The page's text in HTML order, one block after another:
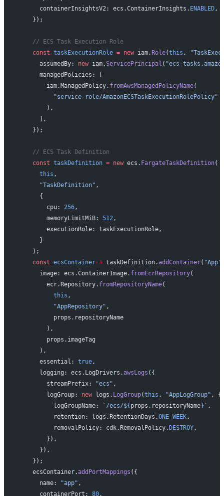
      containerInsightsV2: ecs.ContainerInsights.
ENABLED,
    });
    // ECS Task Execution Role
    const
taskExecutionRole = new iam. Role(this ,
      assumedBy:
new iam.ServicePrincipal ( "ecs-
      managedPolicies: [
        iam.ManagedPolicy.
fromAwsManagedPolicyName(
          "service-role/AmazonECSTaskExecutionRolePolicy"
        ),
      ],
    });
    // ECS Task Definition
    const
taskDefinition = new ecs. FargateTaskDefinition(
      this
,
      "TaskDefinition"
,
      {
        cpu:
256,
        memoryLimitMiB:
512,
        executionRole: taskExecutionRole,
      }
    );
    const
ecsContainer = taskDefinition.addContainer( "App"
      image: ecs.ContainerImage.
fromEcrRepository(
        ecr.Repository.
fromRepositoryName(
          this
,
          "AppRepository"
,
          props.repositoryName
        ),
        props.imageTag
      ),
      essential:
true,
      logging: ecs.LogDrivers.
awsLogs ({
        streamPrefix:
"ecs" ,
        logGroup:
new logs. LogGroup(this , "AppLogGroup" , {
          logGroupName:
`/ecs/${ props . repositoryName}` ,
          retention: logs.RetentionDays.
ONE_WEEK,
          removalPolicy: cdk.RemovalPolicy.
DESTROY,
        }),
      }),
    });
    ecsContainer.
addPortMappings ({
      name:
"app" ,
      containerPort:
80,